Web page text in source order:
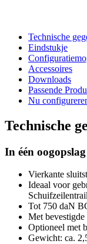
Technische
Eindstukje
Accessoires
Downloads
Passende
Nu
Technische
In één oogopslag
Vierkante
Ideaal voor
Tot 750 daN
Met
Optioneel met
Gewicht: ca.